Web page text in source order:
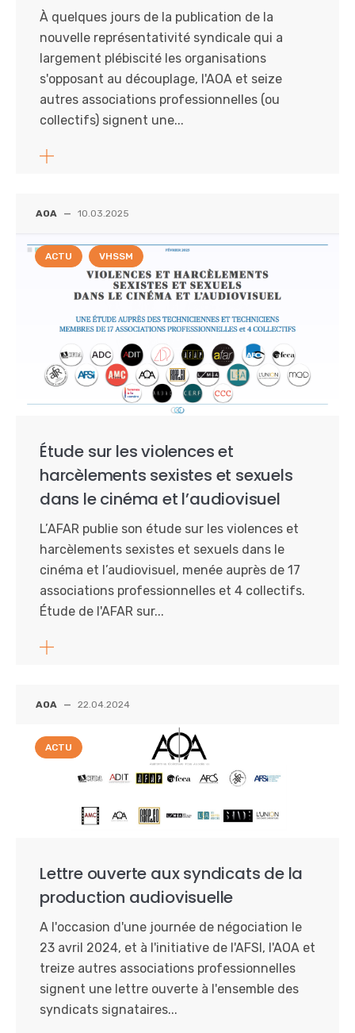
À quelques jours de la publication de la
nouvelle représentativité syndicale qui a
largement plébiscité les organisations
s'opposant au découplage, l'AOA et seize
autres associations professionnelles (ou
collectifs) signent une...
AOA — 10.03.2025
ACTU VHSSM
Étude sur les violences et
harcèlements sexistes et sexuels
dans le cinéma et l’audiovisuel
L’AFAR publie son étude sur les violences et
harcèlements sexistes et sexuels dans le
cinéma et l’audiovisuel, menée auprès de 17
associations professionnelles et 4 collectifs.
Étude de l'AFAR sur...
AOA — 22.04.2024
ACTU
Lettre ouverte aux syndicats de la
production audiovisuelle
A l'occasion d'une journée de négociation le
23 avril 2024, et à l'initiative de l'AFSI, l'AOA et
treize autres associations professionnelles
signent une lettre ouverte à l'ensemble des
syndicats signataires...